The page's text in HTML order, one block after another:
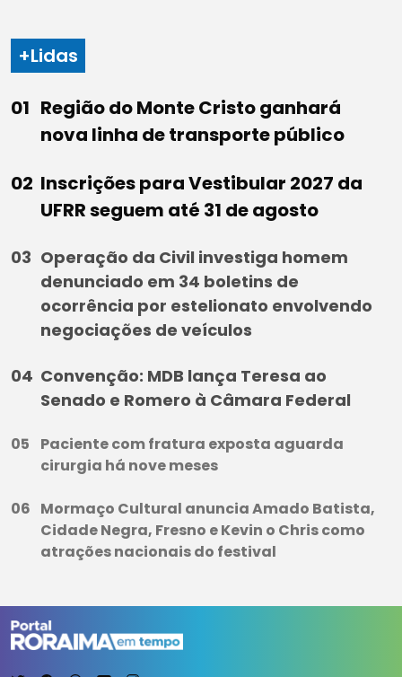
+Lidas
Região do Monte Cristo ganhará
nova linha de transporte público
Inscrições para Vestibular 2027 da
UFRR seguem até 31 de agosto
Operação da Civil investiga homem
denunciado em 34 boletins de
ocorrência por estelionato envolvendo
negociações de veículos
Convenção: MDB lança Teresa ao
Senado e Romero à Câmara Federal
Paciente com fratura exposta aguarda
cirurgia há nove meses
Mormaço Cultural anuncia Amado Batista,
Cidade Negra, Fresno e Kevin o Chris como
atrações nacionais do festival